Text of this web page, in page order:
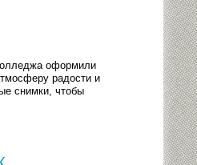
оформили
радости и
снимки, чтобы